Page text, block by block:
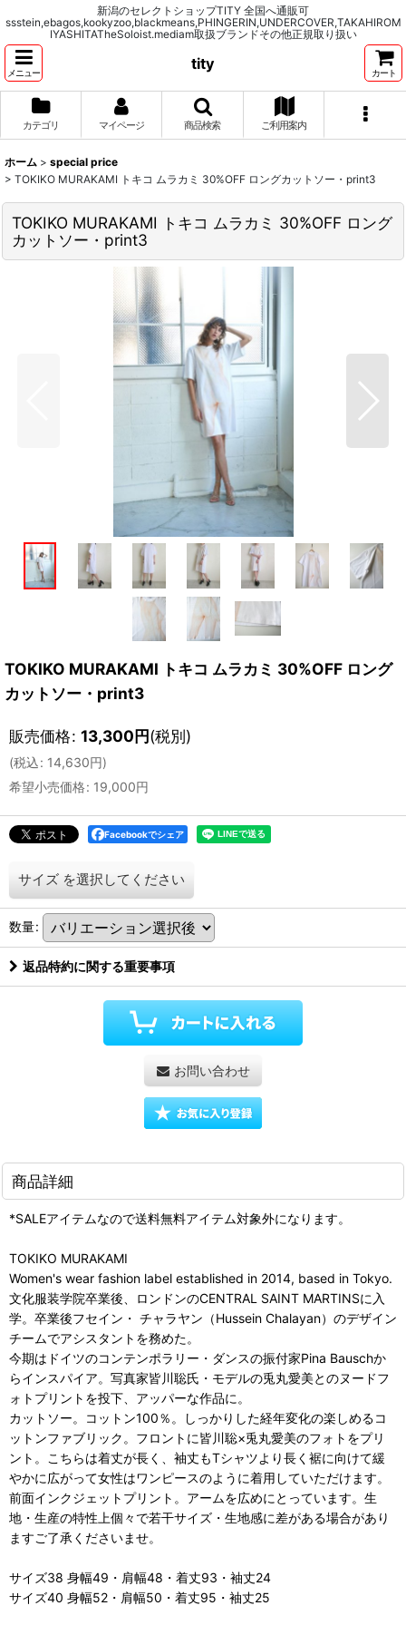
新潟のセレクトショップTITY 全国へ通販可
ssstein,ebagos,kookyzoo,blackmeans,PHINGERIN,UNDERCOVER,TAKAHIROM
IYASHITATheSoloist.mediam取扱ブランドその他正規取り扱い
メニュー
tity
カート
カテゴリ マイページ 商品検索 ご利用案内
ホーム > special price
> TOKIKO MURAKAMI トキコ ムラカミ 30%OFF ロングカットソー・print3
TOKIKO MURAKAMI トキコ ムラカミ 30%OFF ロング
カットソー・print3
TOKIKO MURAKAMI トキコ ムラカミ 30%OFF ロング
カットソー・print3
販売価格: 13,300円(税別)
(税込: 14,630円)
希望小売価格: 19,000円
Facebookでシェア
サイズ を選択してください
数量:
返品特約に関する重要事項
お問い合わせ
商品詳細
*SALEアイテムなので送料無料アイテム対象外になります。
TOKIKO MURAKAMI
Women's wear fashion label established in 2014, based in Tokyo.
文化服装学院卒業後、ロンドンのCENTRAL SAINT MARTINSに入
学。卒業後フセイン・ チャラヤン（Hussein Chalayan）のデザイン
チームでアシスタントを務めた。
今期はドイツのコンテンポラリー・ダンスの振付家Pina Bauschか
らインスパイア。写真家皆川聡氏・モデルの兎丸愛美とのヌードフ
ォトプリントを投下、アッパーな作品に。
カットソー。コットン100％。しっかりした経年変化の楽しめるコ
ットンファブリック。フロントに皆川聡×兎丸愛美のフォトをプリ
ント。こちらは着丈が長く、袖丈もTシャツより長く裾に向けて緩
やかに広がって女性はワンピースのように着用していただけます。
前面インクジェットプリント。アームを広めにとっています。生
地・生産の特性上個々で若干サイズ・生地感に差がある場合があり
ますご了承くださいませ。
サイズ38 身幅49・肩幅48・着丈93・袖丈24
サイズ40 身幅52・肩幅50・着丈95・袖丈25